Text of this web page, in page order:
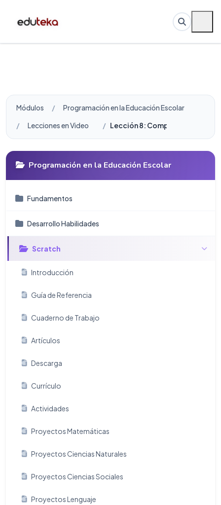
Módulos
Programación en la Educación Escolar
Lecciones en Video
Lección 8: Compartir
Programación en la Educación Escolar
Fundamentos
Desarrollo Habilidades
Scratch
Introducción
Guía de Referencia
Cuaderno de Trabajo
Artículos
Descarga
Currículo
Actividades
Proyectos Matemáticas
Proyectos Ciencias Naturales
Proyectos Ciencias Sociales
Proyectos Lenguaje